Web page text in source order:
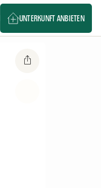
UNTERKUNFT ANBIETEN